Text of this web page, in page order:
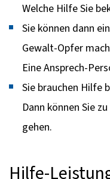
Welche Hilfe Sie
Sie können dann
Gewalt-Opfer
Eine Ansprech-
Sie brauchen Hilfe
Dann können Sie
gehen.
Hilfe-